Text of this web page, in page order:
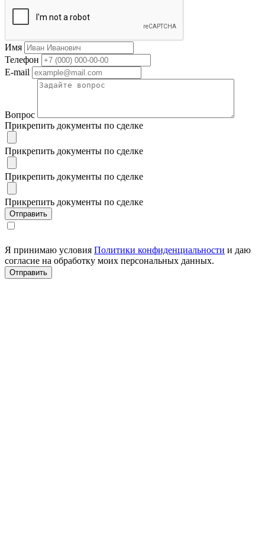
Имя
Телефон
E-mail
Вопрос
Прикрепить документы по сделке
Прикрепить документы по сделке
Прикрепить документы по сделке
Прикрепить документы по сделке
Я принимаю условия Политики конфиденциальности и даю
согласие на обработку моих персональных данных.